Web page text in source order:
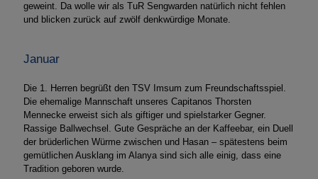
geweint. Da wolle wir als TuR Sengwarden natürlich nicht fehlen
und blicken zurück auf zwölf denkwürdige Monate.
Januar
Die 1. Herren begrüßt den TSV Imsum zum Freundschaftsspiel.
Die ehemalige Mannschaft unseres Capitanos Thorsten
Mennecke erweist sich als giftiger und spielstarker Gegner.
Rassige Ballwechsel. Gute Gespräche an der Kaffeebar, ein Duell
der brüderlichen Würme zwischen und Hasan – spätestens beim
gemütlichen Ausklang im Alanya sind sich alle einig, dass eine
Tradition geboren wurde.